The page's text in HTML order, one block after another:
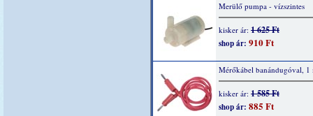
Merülő pumpa - vízszintes
kisker ár: 1 625 Ft
shop ár: 910 Ft
Mérőkábel banándugóval, 1
kisker ár: 1 585 Ft
shop ár: 885 Ft